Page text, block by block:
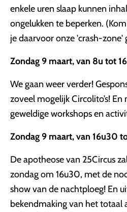
enkele uren slaap kunnen
ongelukken te beperken.
je daarvoor onze 'crash-zone'
Zondag 9 maart, van 8u tot
We gaan weer verder!
zoveel mogelijk Circolito’s!
geweldige workshops en
Zondag 9 maart, van 16u30
De apotheose van 25Circus
zondag om 16u30, met de
show van de nachtploeg! En
bekendmaking van het totaal